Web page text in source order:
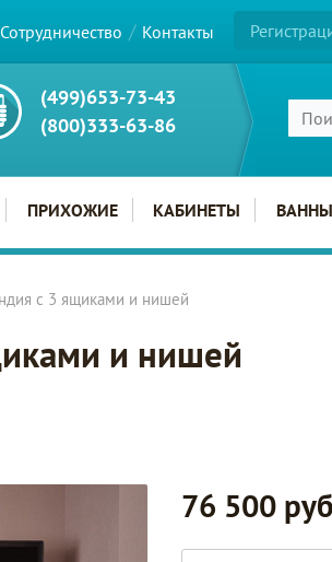
Сотрудничество Контакты
(499)653-73-43
(800)333-63-86
ПРИХОЖИЕ КАБИНЕТЫ
с 3 ящиками и нишей
и нишей
76 500 руб